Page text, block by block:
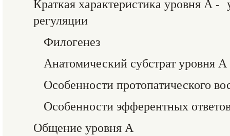
Краткая характеристика уровня А -
регуляции
Филогенез
Анатомический субстрат уровня А
Особенности протопатического
Особенности эфферентных
Общение уровня А